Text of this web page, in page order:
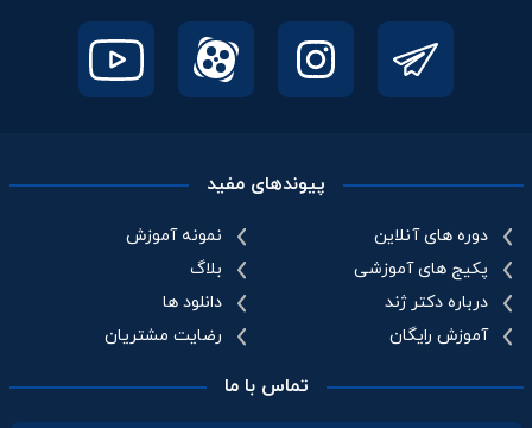
پیوندهای مفید
دوره های آنلاین
پکیج های آموزشی
درباره دکتر ژند
آموزش رایگان
نمونه آموزش
بلاگ
دانلود ها
رضایت مشتریان
تماس با ما